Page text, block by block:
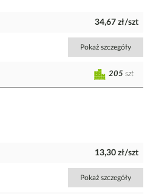
34,67 zł/szt
Pokaż szczegóły
205 szt
13,30 zł/szt
Pokaż szczegóły